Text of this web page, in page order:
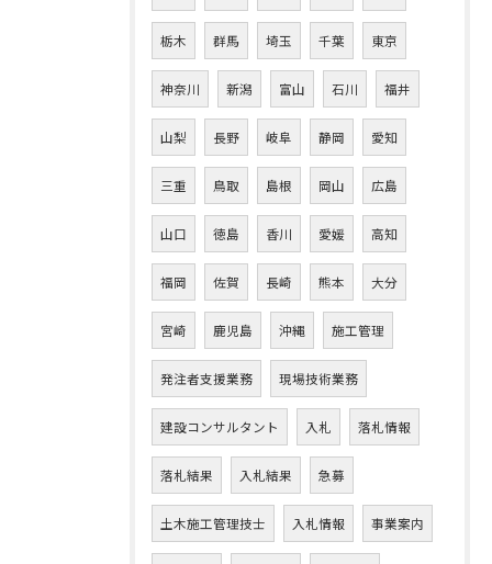
栃木 群馬 埼玉 千葉 東京
神奈川 新潟 富山 石川 福井
山梨 長野 岐阜 静岡 愛知
三重 鳥取 島根 岡山 広島
山口 徳島 香川 愛媛 高知
福岡 佐賀 長崎 熊本 大分
宮崎 鹿児島 沖縄 施工管理
発注者支援業務 現場技術業務
建設コンサルタント 入札 落札情報
落札結果 入札結果 急募
土木施工管理技士 入札情報 事業案内